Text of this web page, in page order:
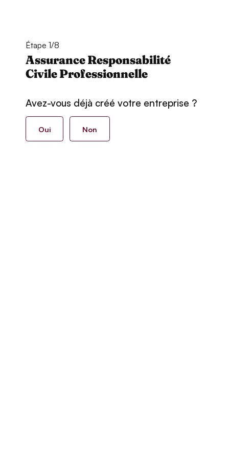
Étape 1/8
Assurance Responsabilité
Civile Professionnelle
Avez-vous déjà créé votre entreprise ?
Oui Non